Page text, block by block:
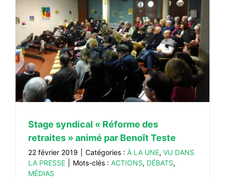
Stage syndical « Réforme des
retraites » animé par Benoît Teste
22 février 2019 Catégories : À LA UNE, VU DANS
LA PRESSE
Mots-clés : ACTIONS, DÉBATS,
MÉDIAS